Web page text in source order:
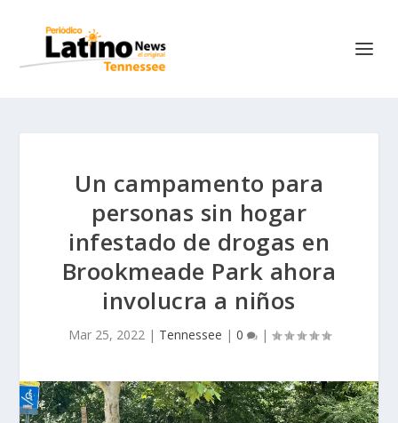
Un campamento para
personas sin hogar
infestado de drogas en
Brookmeade Park ahora
involucra a niños
Mar 25, 2022| Tennessee | 0 |